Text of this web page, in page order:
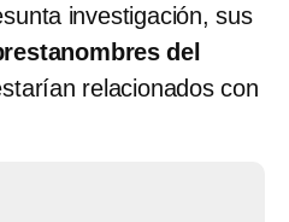
investigación, sus
del
relacionados con